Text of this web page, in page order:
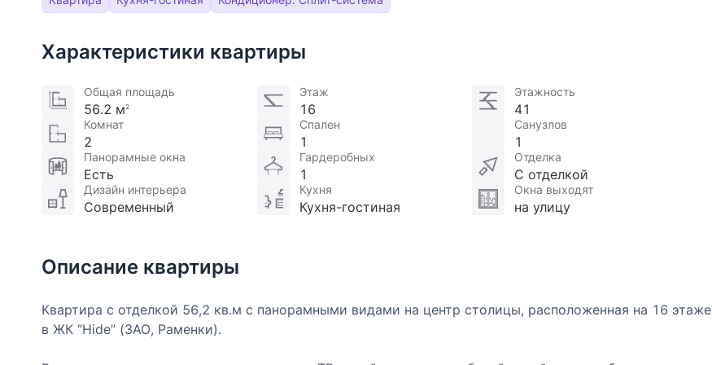
Характеристики квартиры
Общая площадь
56.2 м 2
Этаж
16
Этажность
41
Комнат
2
Спален
1
Санузлов
1
Панорамные окна
Есть
Гардеробных
1
Отделка
С отделкой
Дизайн интерьера
Современный
Кухня
Кухня-гостиная
Окна выходят
на улицу
Описание квартиры
Квартира с отделкой 56,2 кв.м с панорамными видами на центр столицы, расположенная на 16 этаже
в ЖК “Hide” (ЗАО, Раменки).